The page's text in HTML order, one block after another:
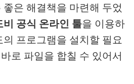
은 해결책을 마련해 두었
비 공식 온라인 툴을 이용하
프로그램을 설치할 필요
로 파일을 합칠 수 있어서